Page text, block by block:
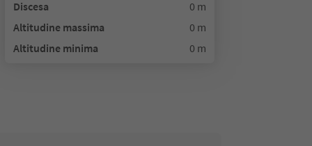
Discesa
0 m
Altitudine massima
0 m
Altitudine minima
0 m